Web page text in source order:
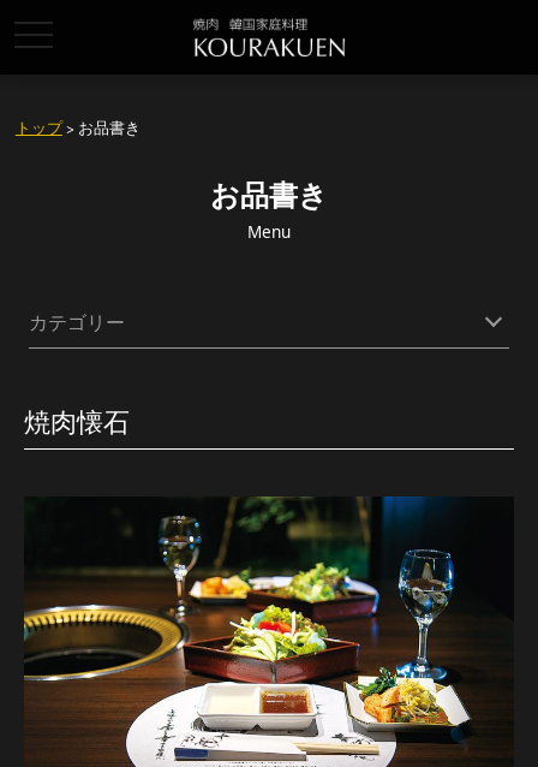
toggle
navigation
トップ> お品書き
お品書き
Menu
カテゴリー
焼肉懐石